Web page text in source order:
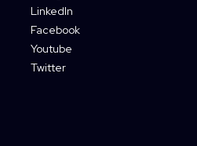
LinkedIn
Facebook
Youtube
Twitter